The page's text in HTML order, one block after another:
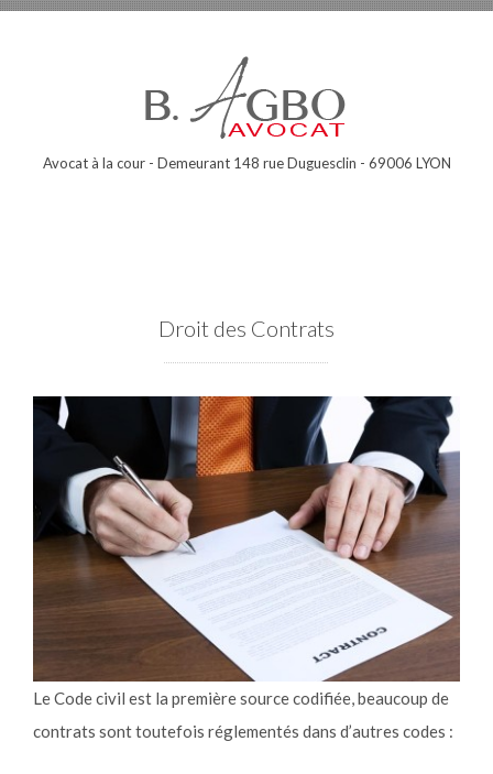
Avocat à la cour - Demeurant 148 rue Duguesclin - 69006 LYON
Droit des Contrats
Le Code civil est la première source codifiée, beaucoup de
contrats sont toutefois réglementés dans d’autres codes :